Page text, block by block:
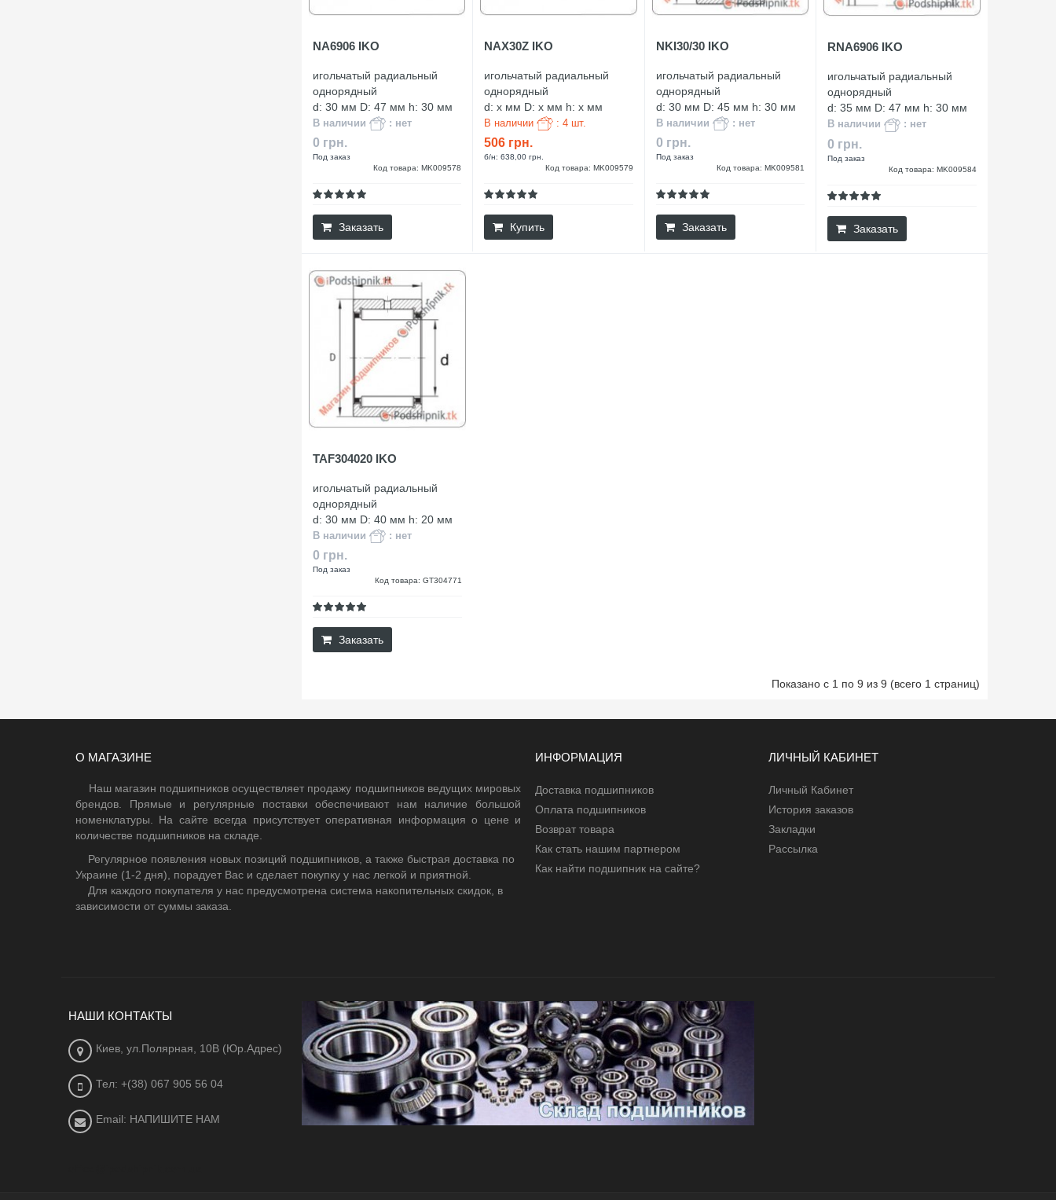
NA6906 IKO
игольчатый радиальный
однорядный
d: 30 мм D: 47 мм h: 30 мм
В наличии : нет
0 грн.
Под заказ
Код товара: MK009578
Заказать
NAX30Z IKO
игольчатый радиальный
однорядный
d: x мм D: x мм h: x мм
В наличии : 4 шт.
506 грн.
б/н: 638,00 грн.
Код товара: MK009579
Купить
NKI30/30 IKO
игольчатый радиальный
однорядный
d: 30 мм D: 45 мм h: 30 мм
В наличии : нет
0 грн.
Под заказ
Код товара: MK009581
Заказать
RNA6906 IKO
игольчатый радиальный
однорядный
d: 35 мм D: 47 мм h: 30 мм
В наличии : нет
0 грн.
Под заказ
Код товара: MK009584
Заказать
TAF304020 IKO
игольчатый радиальный
однорядный
d: 30 мм D: 40 мм h: 20 мм
В наличии : нет
0 грн.
Под заказ
Код товара: GT304771
Заказать
Показано с 1 по 9 из 9 (всего 1 страниц)
О МАГАЗИНЕ
Наш магазин подшипников осуществляет продажу подшипников ведущих мировых
брендов. Прямые и регулярные поставки обеспечивают нам наличие большой
номенклатуры. На сайте всегда присутствует оперативная информация о цене и
количестве подшипников на складе.
Регулярное появления новых позиций подшипников, а также быстрая доставка по
Украине (1-2 дня), порадует Вас и сделает покупку у нас легкой и приятной.
Для каждого покупателя у нас предусмотрена система накопительных скидок, в
зависимости от суммы заказа.
ИНФОРМАЦИЯ
Доставка подшипников
Оплата подшипников
Возврат товара
Как стать нашим партнером
Как найти подшипник на сайте?
ЛИЧНЫЙ КАБИНЕТ
Личный Кабинет
История заказов
Закладки
Рассылка
НАШИ КОНТАКТЫ
Киев, ул.Полярная, 10В (Юр.Адрес)
Тел: +(38) 067 905 56 04
Email: НАПИШИТЕ НАМ